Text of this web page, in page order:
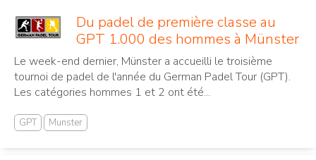
Du padel de première classe au
GPT 1.000 des hommes à Münster
Le week-end dernier, Münster a accueilli le troisième
tournoi de padel de l'année du German Padel Tour (GPT).
Les catégories hommes 1 et 2 ont été...
GPT Munster